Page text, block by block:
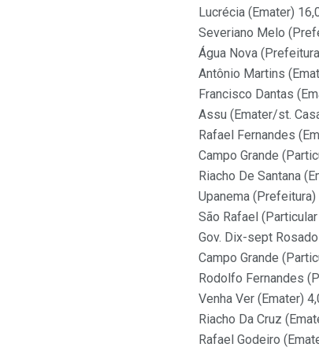
Lucrécia (Emater)
Severiano Melo
Água Nova
Antônio Martins
Francisco Dantas
Assu (Emater/st.
Rafael Fernandes
Campo Grande
Riacho De Santana
Upanema (Prefeitura)
São Rafael
Gov. Dix-sept
Campo Grande
Rodolfo Fernandes
Venha Ver (Emater)
Riacho Da Cruz
Rafael Godeiro